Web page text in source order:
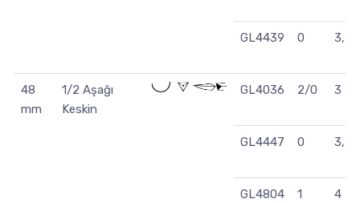
GL4439 0 3,5
48
mm
1/2 Aşağı
Keskin
GL4036 2/0 3
GL4447 0 3,5
GL4804 1 4